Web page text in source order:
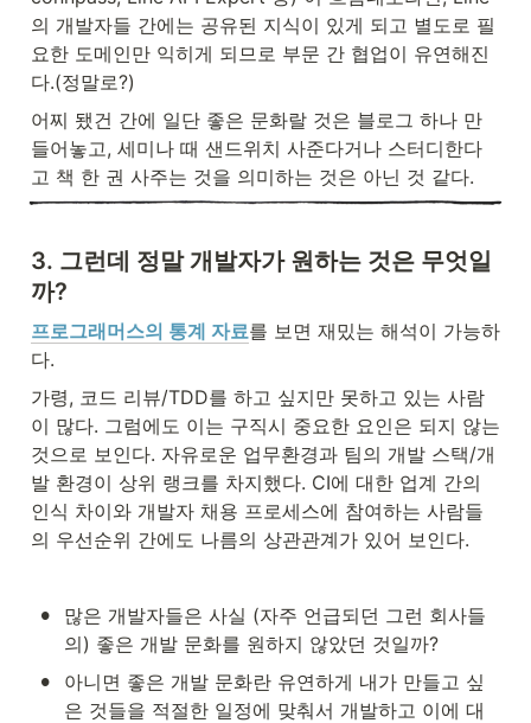
의 개발자들 간에는 공유된 지식이 있게 되고 별도로 필
요한 도메인만 익히게 되므로 부문 간 협업이 유연해진
다.(정말로?)
어찌 됐건 간에 일단 좋은 문화랄 것은 블로그 하나 만
들어놓고, 세미나 때 샌드위치 사준다거나 스터디한다
고 책 한 권 사주는 것을 의미하는 것은 아닌 것 같다.
3. 그런데 정말 개발자가 원하는 것은 무엇일
까?
프로그래머스의 통계 자료를 보면 재밌는 해석이 가능하
다.
가령, 코드 리뷰/TDD를 하고 싶지만 못하고 있는 사람
이 많다. 그럼에도 이는 구직시 중요한 요인은 되지 않는
것으로 보인다. 자유로운 업무환경과 팀의 개발 스택/개
발 환경이 상위 랭크를 차지했다. CI에 대한 업계 간의
인식 차이와 개발자 채용 프로세스에 참여하는 사람들
의 우선순위 간에도 나름의 상관관계가 있어 보인다.
•
많은 개발자들은 사실 (자주 언급되던 그런 회사들
의) 좋은 개발 문화를 원하지 않았던 것일까?
•
아니면 좋은 개발 문화란 유연하게 내가 만들고 싶
은 것들을 적절한 일정에 맞춰서 개발하고 이에 대